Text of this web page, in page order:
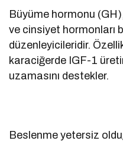
Büyüme hormonu
ve cinsiyet hormonları
düzenleyicileridir.
karaciğerde IGF-1
uzamasını destekler.
Beslenme yetersiz